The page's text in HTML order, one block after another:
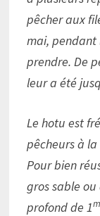
pêcher aux
mai, pendant
prendre. De
leur a été
Le hotu est
pêcheurs à la
Pour bien
gros sable
profond de 1m